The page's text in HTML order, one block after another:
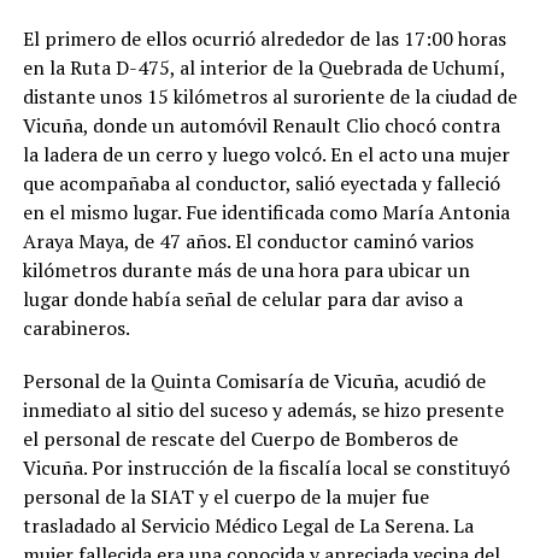
El primero de ellos ocurrió alrededor de las 17:00 horas
en la Ruta D-475, al interior de la Quebrada de Uchumí,
distante unos 15 kilómetros al suroriente de la ciudad de
Vicuña, donde un automóvil Renault Clio chocó contra
la ladera de un cerro y luego volcó. En el acto una mujer
que acompañaba al conductor, salió eyectada y falleció
en el mismo lugar. Fue identificada como María Antonia
Araya Maya, de 47 años. El conductor caminó varios
kilómetros durante más de una hora para ubicar un
lugar donde había señal de celular para dar aviso a
carabineros.
Personal de la Quinta Comisaría de Vicuña, acudió de
inmediato al sitio del suceso y además, se hizo presente
el personal de rescate del Cuerpo de Bomberos de
Vicuña. Por instrucción de la fiscalía local se constituyó
personal de la SIAT y el cuerpo de la mujer fue
trasladado al Servicio Médico Legal de La Serena. La